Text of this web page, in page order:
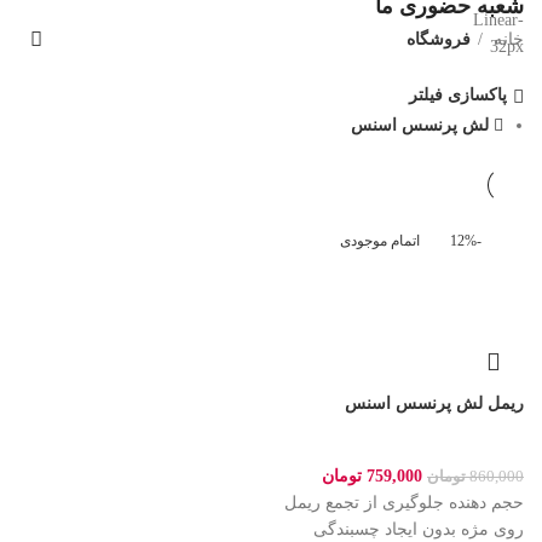
شعبه حضوری ما
خانه فروشگاه
پاکسازی فیلتر
لش پرنسس اسنس
-12% اتمام موجودی
ریمل لش پرنسس اسنس
860,000 تومان 759,000 تومان
حجم دهنده جلوگیری از تجمع ریمل
روی مژه بدون ایجاد چسبندگی